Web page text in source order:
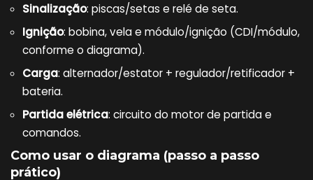
Sinalização: piscas/setas e relé de seta.
Ignição: bobina, vela e módulo/ignição (CDI/módulo,
conforme o diagrama).
Carga: alternador/estator + regulador/retificador +
bateria.
Partida elétrica: circuito do motor de partida e
comandos.
Como usar o diagrama (passo a passo
prático)